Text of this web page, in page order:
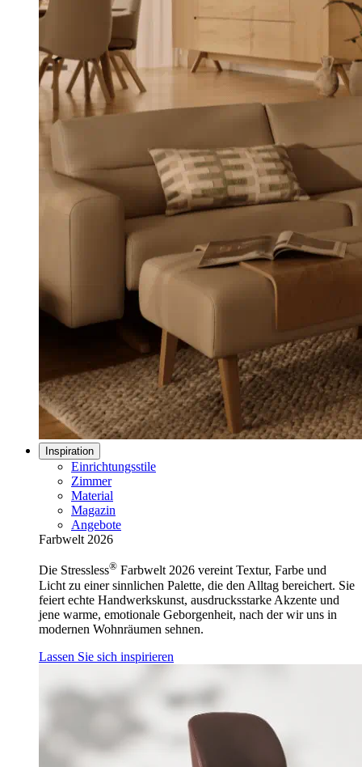
Inspiration
Einrichtungsstile
Zimmer
Material
Magazin
Angebote
Farbwelt 2026
Die Stressless® Farbwelt 2026 vereint Textur, Farbe und
Licht zu einer sinnlichen Palette, die den Alltag bereichert. Sie
feiert echte Handwerkskunst, ausdrucksstarke Akzente und
jene warme, emotionale Geborgenheit, nach der wir uns in
modernen Wohnräumen sehnen.
Lassen Sie sich inspirieren